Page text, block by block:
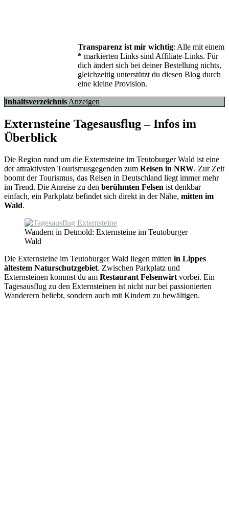
Transparenz ist mir wichtig: Alle mit einem
*markierten Links sind Affiliate-Links. Für
dich ändert sich bei deiner Bestellung nichts,
gleichzeitig unterstützt du diesen Blog durch
eine kleine Provision.
Inhaltsverzeichnis Anzeigen
Externsteine Tagesausflug – Infos im
Überblick
Die Region rund um die Externsteine im Teutoburger Wald ist eine
der attraktivsten Tourismusgegenden zum Reisen in NRW. Zur Zeit
boomt der Tourismus, das Reisen in Deutschland liegt immer mehr
im Trend. Die Anreise zu den berühmten Felsen ist denkbar
einfach, ein Parkplatz befindet sich direkt in der Nähe, mitten im
Wald.
Wandern in Detmold: Externsteine im Teutoburger
Wald
Die Externsteine im Teutoburger Wald liegen mitten in Lippes
ältestem Naturschutzgebiet. Zwischen Parkplatz und
Externsteinen kommst du am Restaurant Felsenwirt vorbei. Ein
Tagesausflug zu den Externsteinen ist nicht nur bei passionierten
Wanderern beliebt, sondern auch mit Kindern zu bewältigen.